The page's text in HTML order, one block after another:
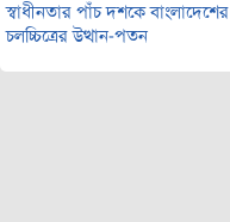
স্বাধীনতার পাঁচ দশকে বাংলাদেশের
চলচ্চিত্রের উত্থান-পতন